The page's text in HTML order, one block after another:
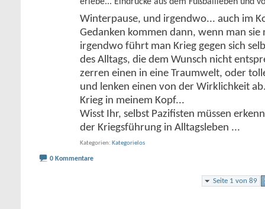
Winterpause, und irgendwo... auch im
Gedanken kommen dann, wenn man
irgendwo führt man Krieg gegen sich
des Alltags, die dem Wunsch nicht
zerren einen in eine Traumwelt, oder
und lenken einen von der Wirklichkeit
Krieg in meinem Kopf...
Wisst Ihr, selbst Pazifisten müssen
der Kriegsführung in Alltagsleben ...
Kategorien Kategorielos
0 Kommentare
Seite 1 von 89